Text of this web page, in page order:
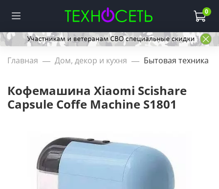
0
Главная Дом, декор и кухня Бытовая техника
Кофемашина Xiaomi Scishare
Capsule Coffe Machine S1801